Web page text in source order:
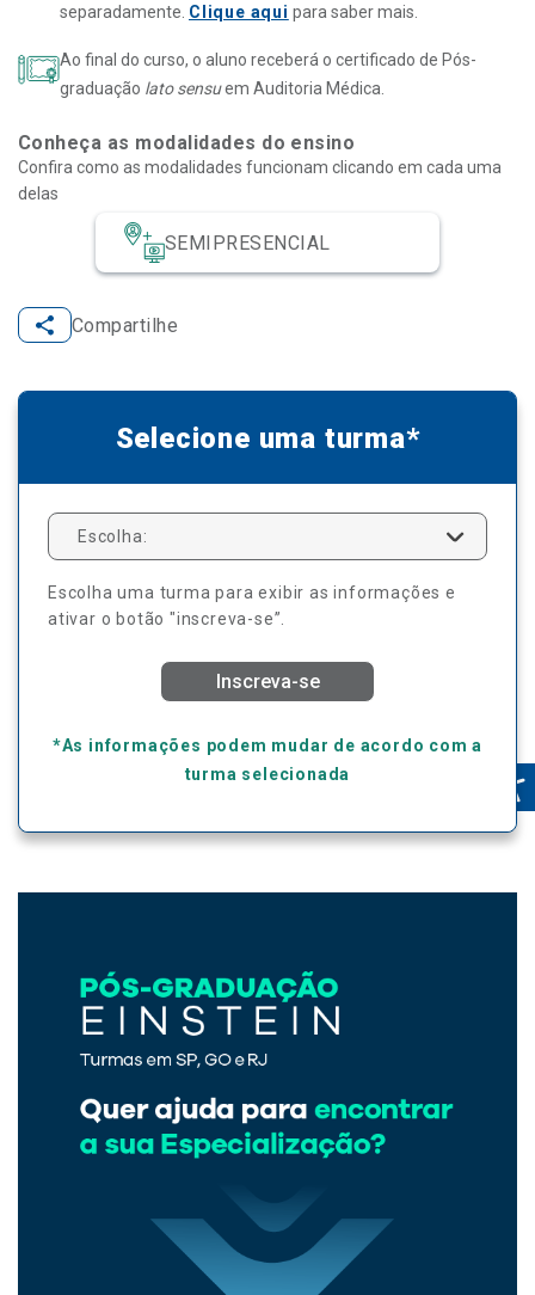
separadamente. Clique aqui para saber mais.
Ao final do curso, o aluno receberá o certificado de Pós-
graduação lato sensuem Auditoria Médica.
Conheça as modalidades do ensino
SEMIPRESENCIAL
Confira como as modalidades funcionam clicando em cada uma
delas
Compartilhe
Selecione uma turma*
Escolha:
Escolha uma turma para exibir as informações e
ativar o botão "inscreva-se”.
Inscreva-se
*As informações podem mudar de acordo com a
turma selecionada